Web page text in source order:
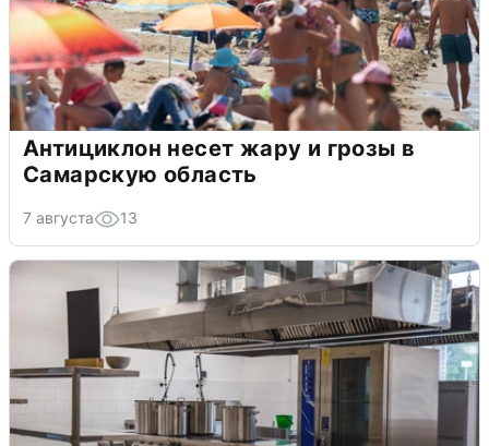
Антициклон несет жару и грозы в
Самарскую область
7 августа 13